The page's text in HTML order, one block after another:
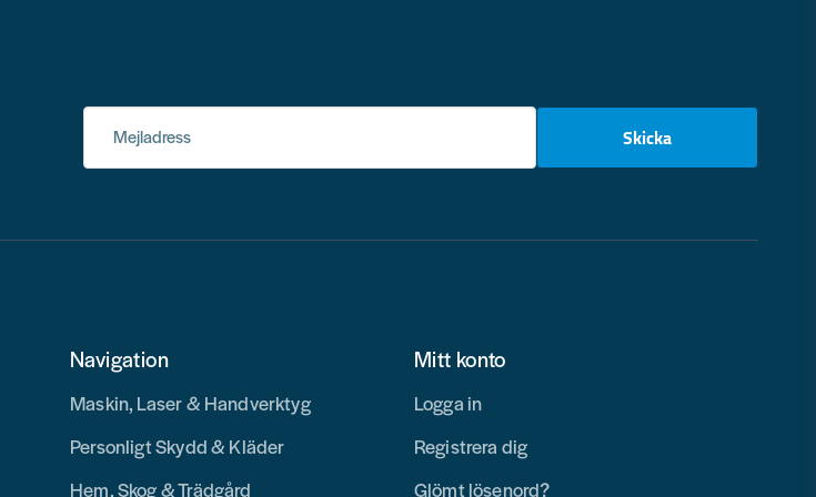
Mejladress Skicka
Navigation
Maskin, Laser & Handverktyg
Personligt Skydd & Kläder
Hem, Skog & Trädgård
Mitt konto
Logga in
Registrera dig
Glömt lösenord?